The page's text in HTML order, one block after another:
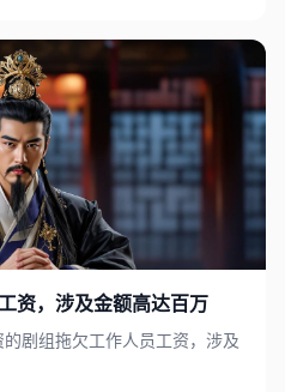
资，涉及金额高达百万
剧组拖欠工作人员工资，涉及